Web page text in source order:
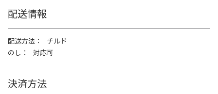
配送情報
配送方法
チルド
のし
対応可
決済方法